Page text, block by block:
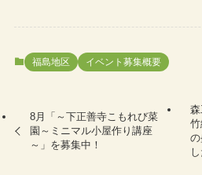
福島地区 イベント募集概要
8月「～下正善寺こもれび菜
園～ミニマル小屋作り講座
～」を募集中！
し